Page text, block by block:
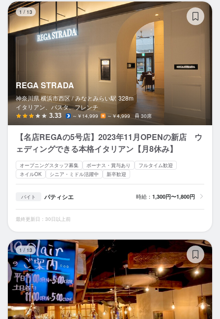
1 / 13
REGA STRADA
神奈川県 横浜市西区 / みなとみらい駅 328m
イタリアン、パスタ、フレンチ
3.33 ～￥14,999 ～￥4,999 30席
【名店REGAの5号店】2023年11月OPENの新店 ウ
ェディングできる本格イタリアン【月8休み】
オープニングスタッフ募集 ボーナス・賞与あり
フルタイム歓迎
ネイルOK
シニア・ミドル活躍中 新卒歓迎
バイト パティシエ 時給： 1,300円〜1,800円
最終更新日：30日以上前
1 / 13